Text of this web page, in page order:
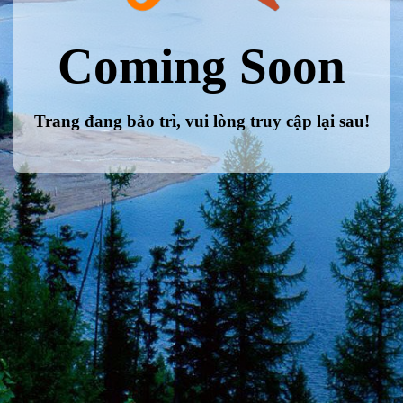
Coming Soon
Trang đang bảo trì, vui lòng truy cập lại sau!